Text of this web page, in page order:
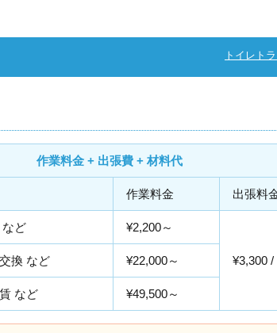
トイレト
作業料金 + 出張費 + 材料代
作業料金 出張料
ど ¥2,200～
¥3,300
換 など ¥22,000～
など ¥49,500～